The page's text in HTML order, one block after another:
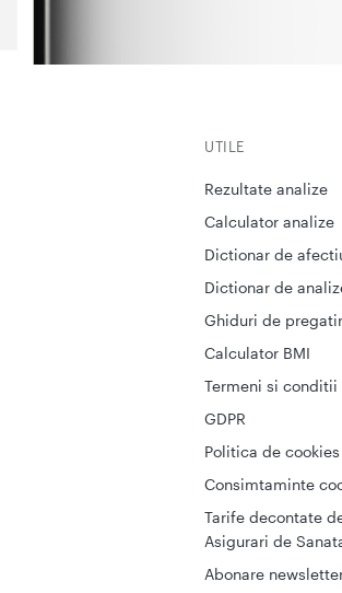
UTILE
Rezultate analize
Calculator analize
Dictionar de
Dictionar de
Ghiduri de
Calculator BMI
Termeni si conditii
GDPR
Politica de cookies
Consimtaminte
Tarife decontate
Asigurari de
Abonare